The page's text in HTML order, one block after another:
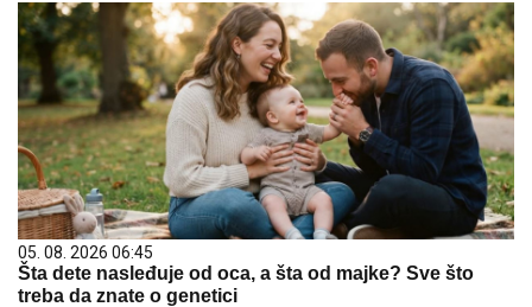
05. 08. 2026 06:45
Šta dete nasleđuje od oca, a šta od majke? Sve što
treba da znate o genetici